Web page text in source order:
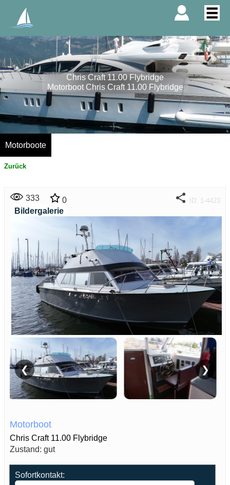
Chris Craft 11.00 Flybridge
Motorboot Chris Craft 11.00 Flybridge
Motorboote
Zurück
333 0 ID: 1-4423
Bildergalerie
❮ ❯
Motorboot
Chris Craft 11.00 Flybridge
Zustand: gut
Sofortkontakt: